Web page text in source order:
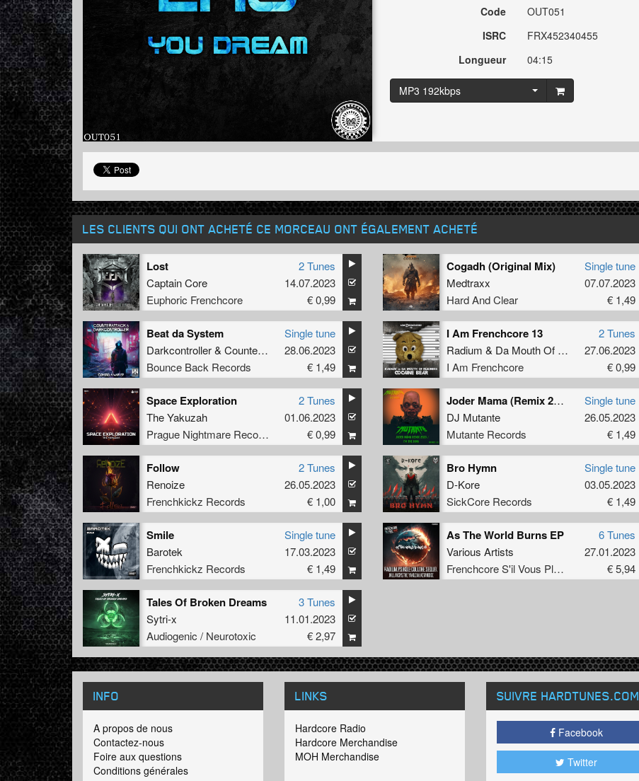
Code
OUT051
ISRC
FRX452340455
Longueur
04:15
MP3 192kbps
LES CLIENTS QUI ONT ACHETÉ CE MORCEAU ONT ÉGALEMENT ACHETÉ
Lost
Captain Core
Euphoric Frenchcore
2 Tunes
14.07.2023
€ 0,99
Cogadh (Original Mix)
Medtraxx
Hard And Clear
Single tune
07.07.2023
€ 1,49
Beat da System
Darkcontroller& Counterattack
Bounce Back Records
Single tune
28.06.2023
€ 1,49
I Am Frenchcore 13
Radium & Da Mouth Of Madness
I Am Frenchcore
2 Tunes
27.06.2023
€ 0,99
Space Exploration
The Yakuzah
Prague Nightmare Records
2 Tunes
01.06.2023
€ 0,99
Joder Mama (Remix 2023)
DJ Mutante
Mutante Records
Single tune
26.05.2023
€ 1,49
Follow
Renoize
Frenchkickz Records
2 Tunes
26.05.2023
€ 1,00
Bro Hymn
D-Kore
SickCore Records
Single tune
03.05.2023
€ 1,49
Smile
Barotek
Frenchkickz Records
Single tune
17.03.2023
€ 1,49
As The World Burns EP
Various Artists
Frenchcore S'il Vous Plait! Records
6 Tunes
27.01.2023
€ 5,94
Tales Of Broken Dreams
Sytri-x
Audiogenic / Neurotoxic
3 Tunes
11.01.2023
€ 2,97
INFO
A propos de nous
Contactez-nous
Foire aux questions
Conditions générales
LINKS
Hardcore Radio
Hardcore Merchandise
MOH Merchandise
SUIVRE HARDTUNES.COM
Facebook
Twitter